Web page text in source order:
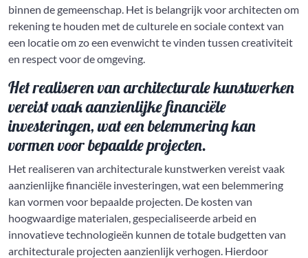
binnen de gemeenschap. Het is belangrijk voor architecten om
rekening te houden met de culturele en sociale context van
een locatie om zo een evenwicht te vinden tussen creativiteit
en respect voor de omgeving.
Het realiseren van architecturale kunstwerken
vereist vaak aanzienlijke financiële
investeringen, wat een belemmering kan
vormen voor bepaalde projecten.
Het realiseren van architecturale kunstwerken vereist vaak
aanzienlijke financiële investeringen, wat een belemmering
kan vormen voor bepaalde projecten. De kosten van
hoogwaardige materialen, gespecialiseerde arbeid en
innovatieve technologieën kunnen de totale budgetten van
architecturale projecten aanzienlijk verhogen. Hierdoor